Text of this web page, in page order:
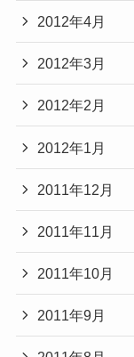
2012年4月
2012年3月
2012年2月
2012年1月
2011年12月
2011年11月
2011年10月
2011年9月